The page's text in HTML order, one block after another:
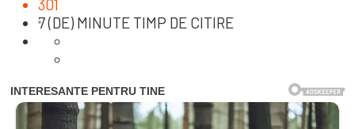
301
7 (DE) MINUTE TIMP DE CITIRE